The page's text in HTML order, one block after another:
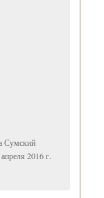
Сумский
2016 г.